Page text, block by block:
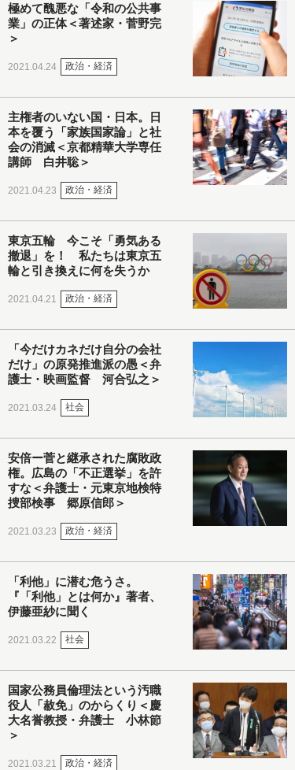
極めて醜悪な「令和の公共事
業」の正体＜著述家・菅野完
＞
2021.04.24 政治・経済
主権者のいない国・日本。日
本を覆う「家族国家論」と社
会の消滅＜京都精華大学専任
講師 白井聡＞
2021.04.23 政治・経済
東京五輪 今こそ「勇気ある
撤退」を！ 私たちは東京五
輪と引き換えに何を失うか
2021.04.21 政治・経済
「今だけカネだけ自分の会社
だけ」の原発推進派の愚＜弁
護士・映画監督 河合弘之＞
2021.03.24 社会
安倍ー菅と継承された腐敗政
権。広島の「不正選挙」を許
すな＜弁護士・元東京地検特
捜部検事 郷原信郎＞
2021.03.23 政治・経済
「利他」に潜む危うさ。
『「利他」とは何か』著者、
伊藤亜紗に聞く
2021.03.22 社会
国家公務員倫理法という汚職
役人「赦免」のからくり＜慶
大名誉教授・弁護士 小林節
＞
2021.03.21 政治・経済